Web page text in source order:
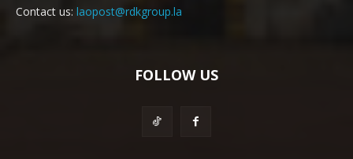
Contact us: laopost@rdkgroup.la
FOLLOW US